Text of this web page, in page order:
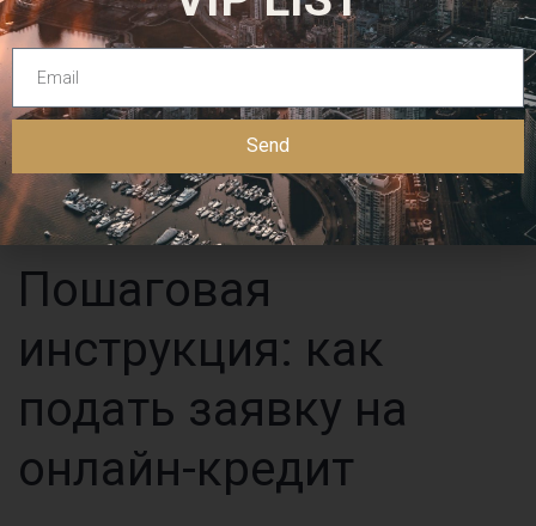
невелику суму на короткий термін. Якщо ви його
погасите вчасно, і надалі у вас не буде проблем, суми
збільшуватимуться, як і терміни їх погашення.
Спочатку потрібно зареєструватися в системі BankID
або увійти до свого акаунта. Вам потрібен діючий
рахунок і телефон для SMS-кодів. Загалом отримання
кредитного ліміту онлайн займає декілька хвилин.
Пошаговая
инструкция: как
подать заявку на
онлайн-кредит
Send